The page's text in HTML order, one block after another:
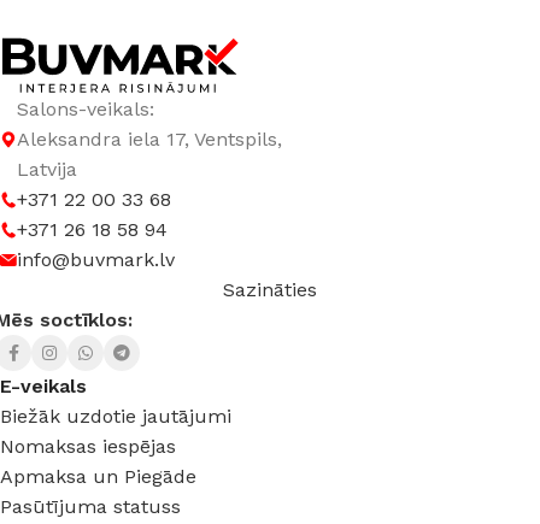
GAISMAS PLŪSMA
GAISMAS TEMPERATŪRA
3000 K (silti balta) – 6500 K (auksti balta)
Salons-veikals:
Aleksandra iela 17, Ventspils,
Latvija
+371 22 00 33 68
+371 26 18 58 94
info@buvmark.lv
Sazināties
soctīklos:
E-veikals
Biežāk uzdotie jautājumi
Nomaksas iespējas
Apmaksa un Piegāde
Pasūtījuma statuss